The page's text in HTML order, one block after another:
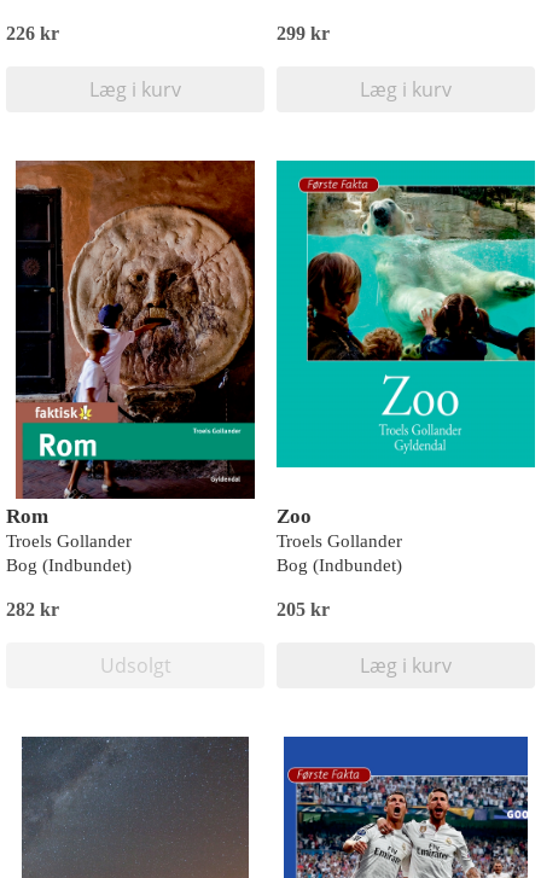
226 kr
Læg i kurv
299 kr
Læg i kurv
Rom
Troels Gollander
Bog (Indbundet)
282 kr
Udsolgt
Zoo
Troels Gollander
Bog (Indbundet)
205 kr
Læg i kurv